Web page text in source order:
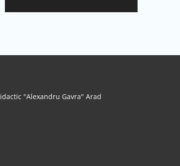
"Alexandru Gavra" Arad